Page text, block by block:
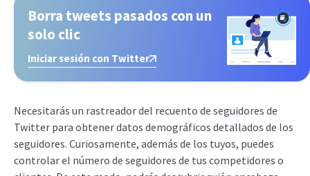
Borra tweets pasados con un
solo clic
Iniciar sesión con Twitter
Necesitarás un rastreador del recuento de seguidores de
Twitter para obtener datos demográficos detallados de los
seguidores. Curiosamente, además de los tuyos, puedes
controlar el número de seguidores de tus competidores o